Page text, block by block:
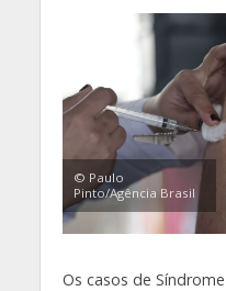
© Paulo
Pinto/Agência Brasil
Os casos de